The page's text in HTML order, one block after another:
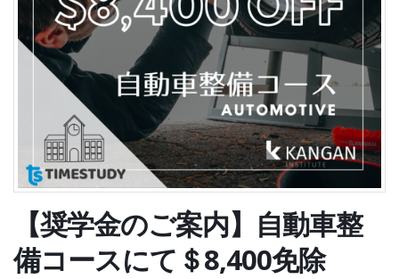
【奨学金のご案内】自動車整
備コースにて＄8,400免除